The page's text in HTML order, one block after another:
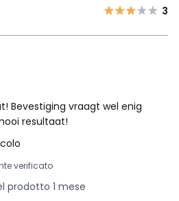
3
Bevestiging vraagt wel enig
resultaat!
verificato
prodotto 1 mese